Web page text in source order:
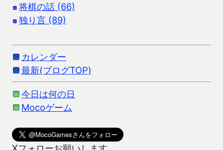
将棋の話 (66)
独り言 (89)
カレンダー
最新(ブログTOP)
今日は何の日
Mocoゲーム
Xフォローお願いします。